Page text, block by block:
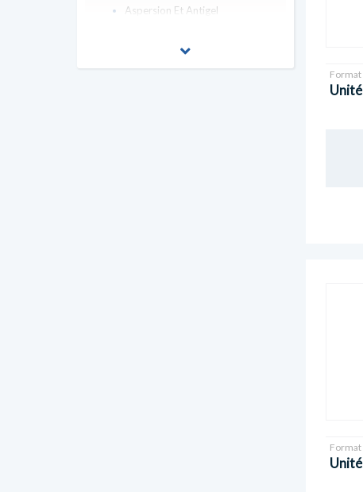
Aspersion Et Antigel
Format
Unité
Format
Unité